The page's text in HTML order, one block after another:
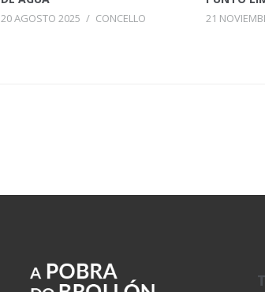
20 AGOSTO 2025 / CONCELLO 21